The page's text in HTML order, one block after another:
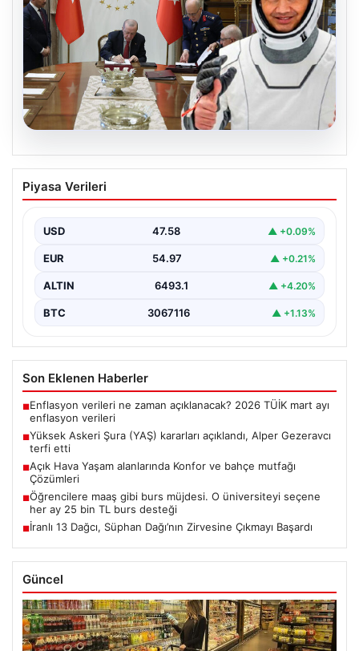
05.08.2026
Yüksek Askeri Şura (YAŞ) kararları
açıklandı, Alper Gezeravcı terfi etti
Piyasa Verileri
USD 47.58 ▲ +0.09%
EUR 54.97 ▲ +0.21%
ALTIN 6493.1 ▲ +4.20%
BTC 3067116 ▲ +1.13%
Son Eklenen Haberler
■Enflasyon verileri ne zaman açıklanacak? 2026 TÜİK mart ayı
enflasyon verileri
■Yüksek Askeri Şura (YAŞ) kararları açıklandı, Alper Gezeravcı
terfi etti
■Açık Hava Yaşam alanlarında Konfor ve bahçe mutfağı
Çözümleri
■Öğrencilere maaş gibi burs müjdesi. O üniversiteyi seçene
her ay 25 bin TL burs desteği
■İranlı 13 Dağcı, Süphan Dağı’nın Zirvesine Çıkmayı Başardı
Güncel